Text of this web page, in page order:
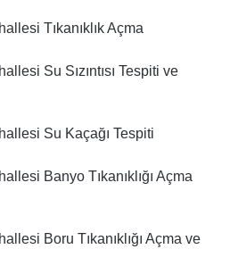
Tıkanıklık Açma
Su Sızıntısı Tespiti ve
Su Kaçağı Tespiti
Banyo Tıkanıklığı Açma
Boru Tıkanıklığı Açma ve